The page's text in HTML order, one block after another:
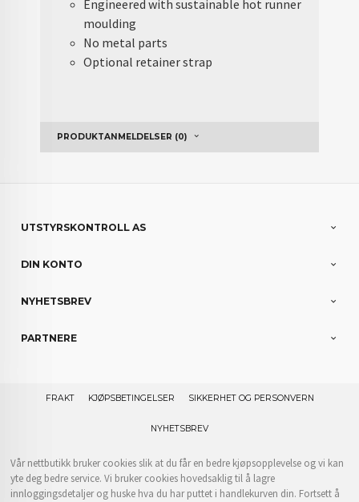
Engineered with sustainable hot runner
moulding
No metal parts
Optional retainer strap
PRODUKTANMELDELSER (0)
UTSTYRSKONTROLL AS
DIN KONTO
NYHETSBREV
PARTNERE
FRAKT KJØPSBETINGELSER SIKKERHET OG PERSONVERN
NYHETSBREV
Vår nettbutikk bruker cookies slik at du får en bedre kjøpsopplevelse og vi kan
yte deg bedre service. Vi bruker cookies hovedsaklig til å lagre
innloggingsdetaljer og huske hva du har puttet i handlekurven din. Fortsett å